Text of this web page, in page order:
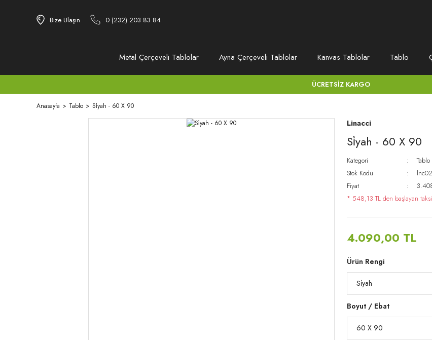
Bize Ulaşın 0 (232) 203 83 84
Metal Çerçeveli Tablolar Ayna Çerçeveli Tablolar Kanvas Tablolar Tablo
ÜCRETSİZ KARGO
Anasayfa Tablo Si̇yah - 60 X 90
Linacci
Si̇yah - 60 X 90
Kategori Tablo
Stok Kodu
Fiyat
* 548,13 TL den başlayan
4.090,00 TL
Ürün Rengi
Boyut / Ebat